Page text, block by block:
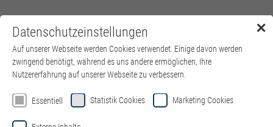
Menü
Willkommen auf der Jobbörse von
kbo – Kliniken des Bezirks
✕
Datenschutzeinstellungen
Auf unserer Webseite werden Cookies verwendet. Einige davon werden
zwingend benötigt, während es uns andere ermöglichen, Ihre
Nutzererfahrung auf unserer Webseite zu verbessern.
Essentiell Statistik Cookies Marketing Cookies